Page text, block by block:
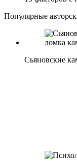
Популярные
Сьяновские